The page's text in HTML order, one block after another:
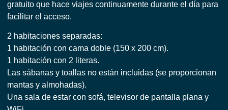
gratuito que hace viajes continuamente durante el día para
facilitar el acceso.
2 habitaciones separadas:
1 habitación con cama doble (150 x 200 cm).
1 habitación con 2 literas.
Las sábanas y toallas no están incluidas (se proporcionan
mantas y almohadas).
Una sala de estar con sofá, televisor de pantalla plana y